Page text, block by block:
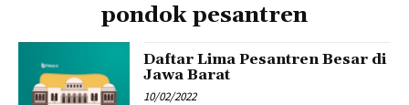
pondok pesantren
Daftar Lima Pesantren Besar di
Jawa Barat
10/02/2022